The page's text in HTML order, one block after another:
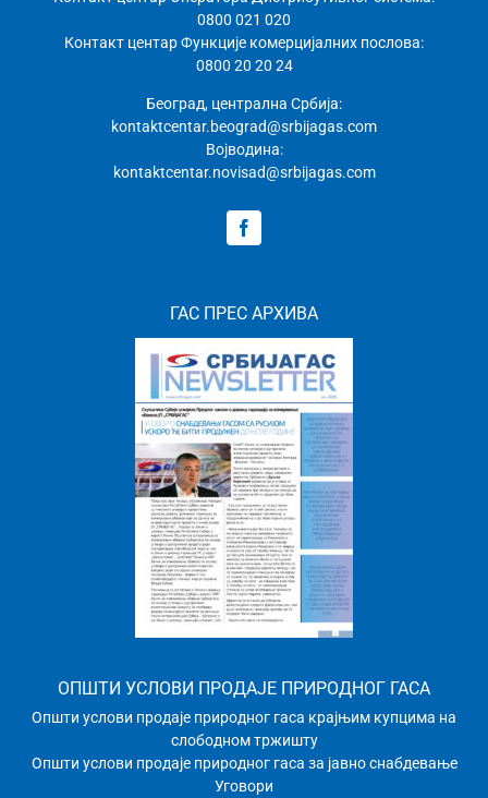
0800 021 020
Контакт центар Функције комерцијалних послова:
0800 20 20 24
Београд, централна Србија:
kontaktcentar.beograd@srbijagas.com
Војводина:
kontaktcentar.novisad@srbijagas.com
ГАС ПРЕС АРХИВА
ОПШТИ УСЛОВИ ПРОДАЈЕ ПРИРОДНОГ ГАСА
Општи услови продаје природног гаса крајњим купцима на
слободном тржишту
Општи услови продаје природног гаса за јавно снабдевање
Уговори